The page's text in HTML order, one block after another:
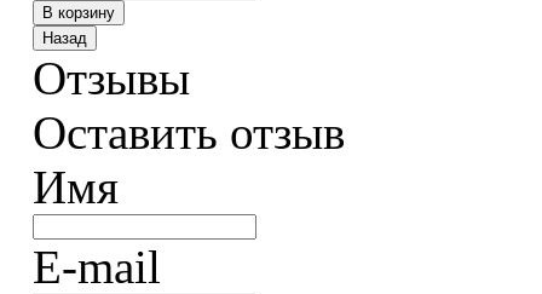
Отзывы
Оставить отзыв
Имя
E-mail